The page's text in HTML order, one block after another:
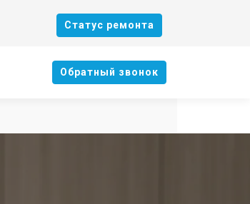
Cтатус ремонта
Oбратный звонок